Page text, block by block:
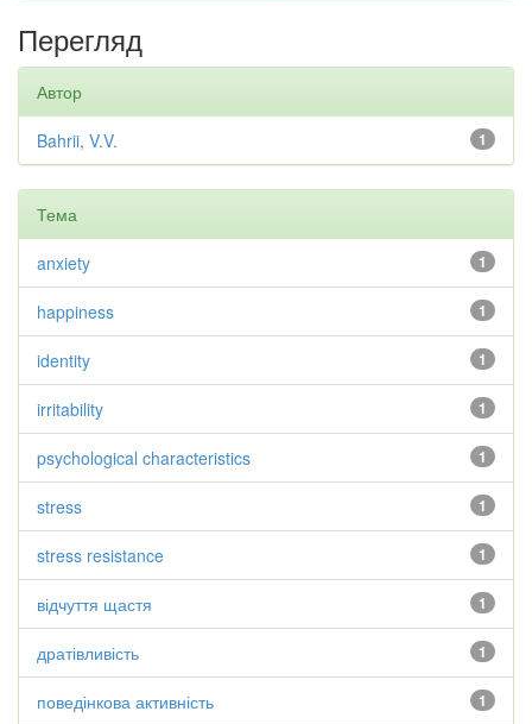
Перегляд
Автор
1
Bahrii, V.V.
Тема
1
anxiety
1
happiness
1
identity
1
irritability
1
psychological characteristics
1
stress
1
stress resistance
1
відчуття щастя
1
дратівливість
1
поведінкова активність